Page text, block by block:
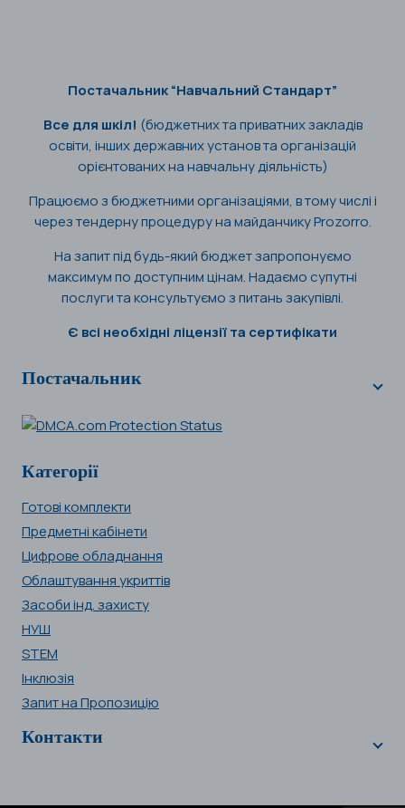
Постачальник “Навчальний Стандарт”
Все для шкіл! (бюджетних та приватних закладів
освіти, інших державних установ та організацій
орієнтованих на навчальну діяльність)
Працюємо з бюджетними організаціями, в тому числі і
через тендерну процедуру на майданчику Prozorro.
На запит під будь-який бюджет запропонуємо
максимум по доступним цінам. Надаємо супутні
послуги та консультуємо з питань закупівлі.
Є всі необхідні ліцензії та сертифікати
Постачальник
Категорії
Готові комплекти
Предметні кабінети
Цифрове обладнання
Облаштування укриттів
Засоби інд. захисту
НУШ
STEM
Інклюзія
Запит на Пропозицію
Контакти